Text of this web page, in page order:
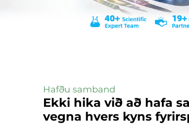
Hafðu samband
Ekki hika við að hafa
vegna hvers kyns